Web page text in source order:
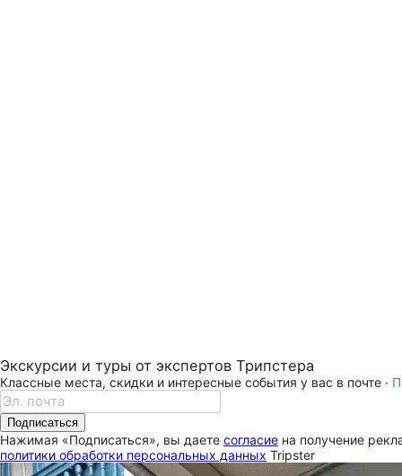
Экскурсии и туры от экспертов Трипстера
Классные места, скидки и интересные события у вас в почте ·
Подписаться
Нажимая «Подписаться», вы даете согласие на получение
политики обработки персональных данных Tripster